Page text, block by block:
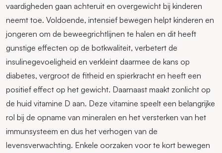
vaardigheden gaan achteruit en overgewicht bij kinderen
neemt toe. Voldoende, intensief bewegen helpt kinderen en
jongeren om de beweegrichtlijnen te halen en dit heeft
gunstige effecten op de botkwaliteit, verbetert de
insulinegevoeligheid en verkleint daarmee de kans op
diabetes, vergroot de fitheid en spierkracht en heeft een
positief effect op het gewicht. Daarnaast maakt zonlicht op
de huid vitamine D aan. Deze vitamine speelt een belangrijke
rol bij de opname van mineralen en het versterken van het
immunsysteem en dus het verhogen van de
levensverwachting. Enkele oorzaken voor te kort bewegen